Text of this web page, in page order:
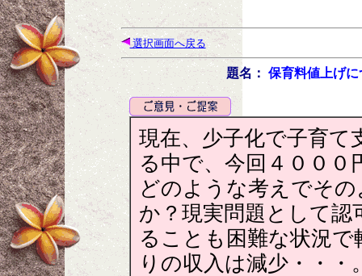
選択画面へ戻る
題名： 保育料値上げに
現在、少子化で子育て
る中で、今回４００
どのような考えでそ
か？現実問題として認
ることも困難な状況
りの収入は減少・・